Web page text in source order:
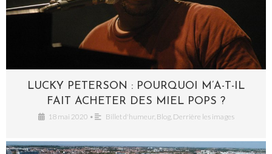
LUCKY PETERSON : POURQUOI M’A-T-IL
FAIT ACHETER DES MIEL POPS ?
18 mai 2020 • Billet d'humeur, Blog, Derrière les images